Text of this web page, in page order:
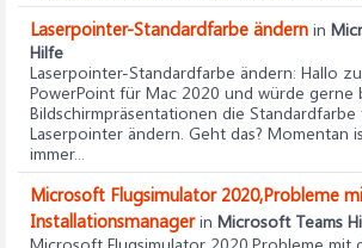
Laserpointer-Standardfarbe ändern in
Hilfe
Laserpointer-Standardfarbe ändern: Hallo
PowerPoint für Mac 2020 und würde gerne
Bildschirmpräsentationen die
Laserpointer ändern. Geht das? Momentan
immer...
Microsoft Flugsimulator 2020,Probleme
Installationsmanagerin Microsoft Teams